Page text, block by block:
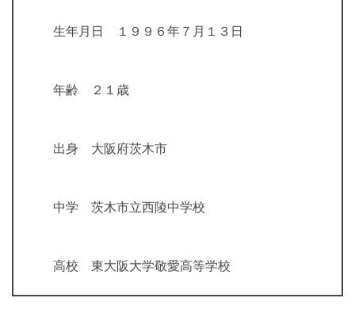
生年月日 １９９６年７月１３日
年齢 ２１歳
出身 大阪府茨木市
中学 茨木市立西陵中学校
高校 東大阪大学敬愛高等学校